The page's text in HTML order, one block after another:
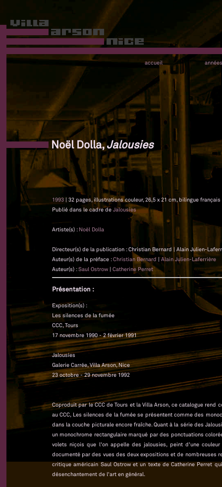
accueil années
Noël Dolla,Jalousies
1993 | 32 pages, illustrations couleur, 26,5 x 21 cm, bilingue
Publié dans le cadre de Jalousies
Artiste(s) : Noël Dolla
Directeur(s) de la publication : Christian Bernard | Alain Julien-
Auteur(s) de la préface :Christian Bernard |Alain Julien-Laferrière
Auteur(s) :Saul Ostrow | Catherine Perret
Présentation :
Exposition(s) :
Les silences de la fumée
CCC, Tours
17 novembre 1990 - 2 février 1991
Jalousies
Galerie Carrée, Villa Arson, Nice
23 octobre - 29 novembre 1992
Coproduit par le CCC de Tours et la Villa Arson, ce catalogue
au CCC, Les silences de la fumée se présentent comme des
dans la couche picturale encore fraîche. Quant à la série des
un monochrome rectangulaire marqué par des ponctuations
volets niçois que l'on appelle des jalousies, peint d'une
documenté par des vues des deux expositions et de nombreuses
critique américain Saul Ostrow et un texte de Catherine Perret
désenchantement de l'art en général.